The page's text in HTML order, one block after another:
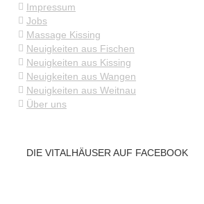
Impressum
Jobs
Massage Kissing
Neuigkeiten aus Fischen
Neuigkeiten aus Kissing
Neuigkeiten aus Wangen
Neuigkeiten aus Weitnau
Über uns
DIE VITALHÄUSER AUF FACEBOOK